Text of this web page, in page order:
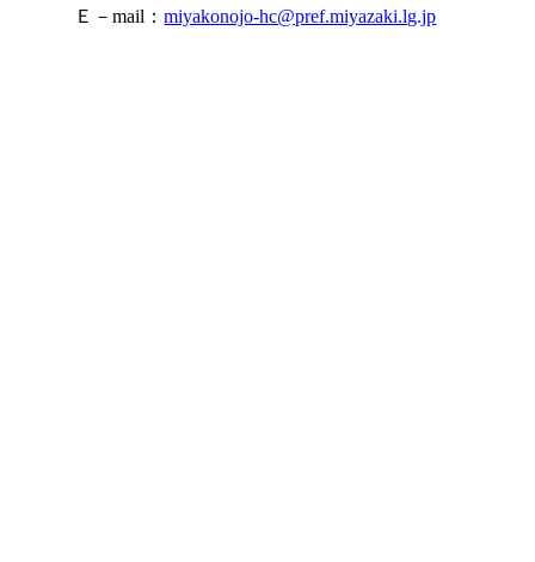
Ｅ－mail：miyakonojo-hc@pref.miyazaki.lg.jp